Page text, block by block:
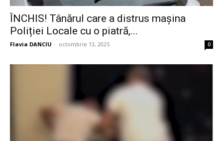
ÎNCHIS! Tânărul care a distrus mașina
Poliției Locale cu o piatră,...
Flavia DANCIU - octombrie 13, 2025 0